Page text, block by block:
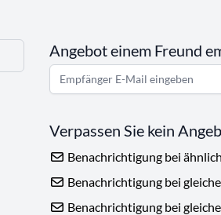
Angebot einem Freund
Verpassen Sie kein
Benachrichtigung bei
Benachrichtigung bei
Benachrichtigung bei